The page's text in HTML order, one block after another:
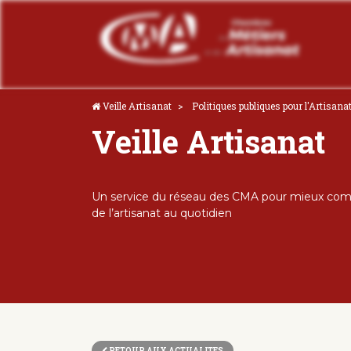
Veille Artisanat Politiques publiques pour
Veille Artisanat
Un service du réseau des CMA pour mieux
de l’artisanat au quotidien